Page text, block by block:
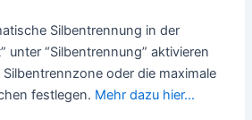
Silbentrennung in der
unter “Silbentrennung” aktivieren
oder die maximale
festlegen. Mehr dazu hier…